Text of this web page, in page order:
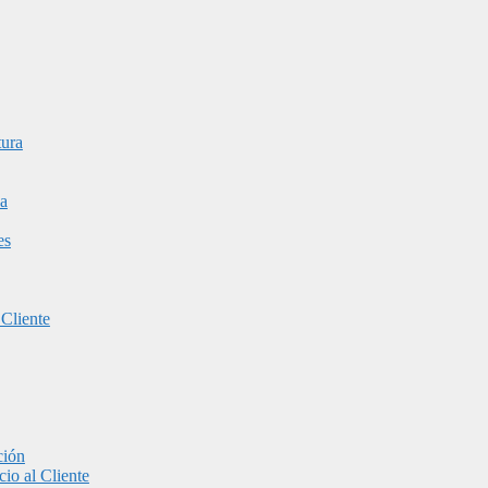
al Cliente